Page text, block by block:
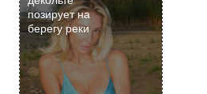
позирует на
берегу реки